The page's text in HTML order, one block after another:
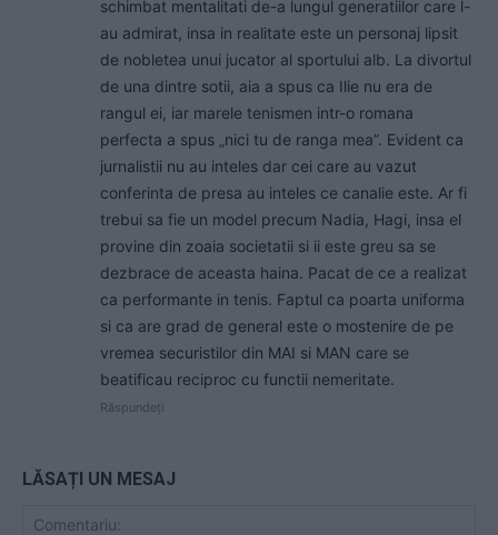
schimbat mentalitati de-a lungul generatiilor care l-
au admirat, insa in realitate este un personaj lipsit
de nobletea unui jucator al sportului alb. La divortul
de una dintre sotii, aia a spus ca Ilie nu era de
rangul ei, iar marele tenismen intr-o romana
perfecta a spus „nici tu de ranga mea”. Evident ca
jurnalistii nu au inteles dar cei care au vazut
conferinta de presa au inteles ce canalie este. Ar fi
trebui sa fie un model precum Nadia, Hagi, insa el
provine din zoaia societatii si ii este greu sa se
dezbrace de aceasta haina. Pacat de ce a realizat
ca performante in tenis. Faptul ca poarta uniforma
si ca are grad de general este o mostenire de pe
vremea securistilor din MAI si MAN care se
beatificau reciproc cu functii nemeritate.
Răspundeți
LĂSAȚI UN MESAJ